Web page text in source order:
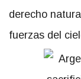
derecho
fuerzas del